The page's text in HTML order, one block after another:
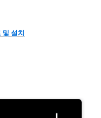
설치